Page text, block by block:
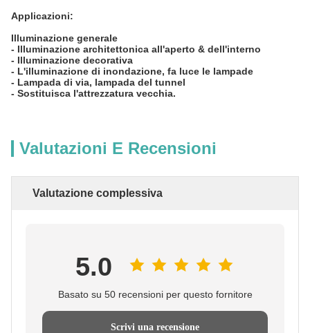
Applicazioni:
Illuminazione generale
- Illuminazione architettonica all'aperto & dell'interno
- Illuminazione decorativa
- L'illuminazione di inondazione, fa luce le lampade
- Lampada di via, lampada del tunnel
- Sostituisca l'attrezzatura vecchia.
Valutazioni E Recensioni
Valutazione complessiva
5.0
Basato su 50 recensioni per questo fornitore
Scrivi una recensione